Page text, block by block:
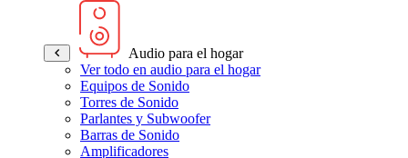
Audio para el hogar
Ver todo en audio para el hogar
Equipos de Sonido
Torres de Sonido
Parlantes y Subwoofer
Barras de Sonido
Amplificadores